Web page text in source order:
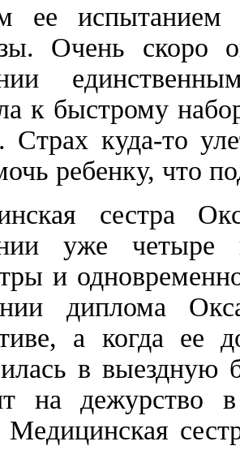
ее испытанием
Очень скоро
к быстрому
Страх куда-то
ребенку, что
сестра
уже
и
диплома
а когда ее
в
на дежурство
Медицинская